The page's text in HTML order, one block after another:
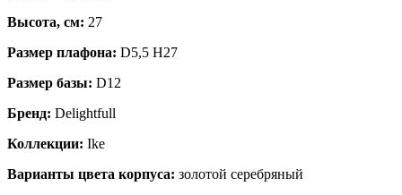
Высота, см: 27
Размер плафона: D5,5 H27
Размер базы: D12
Бренд: Delightfull
Коллекции: Ike
Варианты цвета корпуса: золотой серебряный